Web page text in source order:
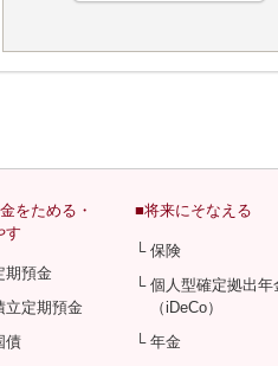
をためる・
す
期預金
立定期預金
債
■将来にそなえる
└ 保険
└ 個人型確定拠出年
（iDeCo）
└ 年金